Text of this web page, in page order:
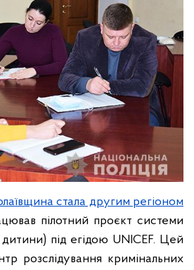
стала другим регіоном
пілотний проєкт системи
під егідою UNICEF. Цей
розслідування кримінальних